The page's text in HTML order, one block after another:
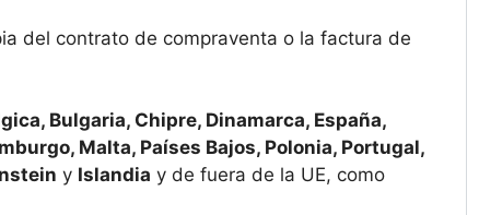
del contrato de compraventa o la factura de
Bulgaria, Chipre, Dinamarca, España,
Malta, Países Bajos, Polonia, Portugal,
y Islandia y de fuera de la UE, como